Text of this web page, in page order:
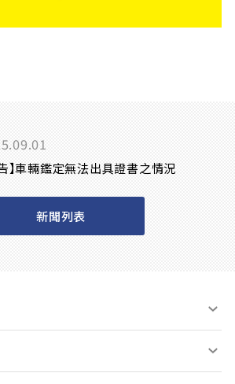
告】車輛鑑定無法出具證書之情況
新聞列表